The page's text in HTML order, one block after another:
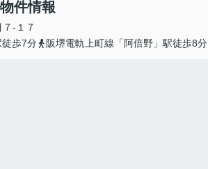
件情報
７-１７
歩7分
阪堺電軌上町線「阿倍野」駅徒歩8分